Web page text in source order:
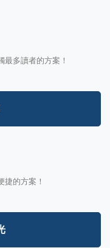
多讀者的方案！
的方案！